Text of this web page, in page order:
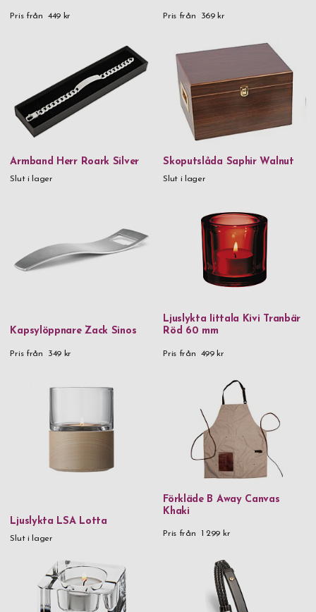
Pris från 449 kr Pris från 369 kr
Armband Herr Roark Silver
Slut i lager
Skoputslåda Saphir Walnut
Slut i lager
Kapsylöppnare Zack Sinos
Pris från 349 kr
Ljuslykta Iittala Kivi Tranbär
Röd 60 mm
Pris från 499 kr
Ljuslykta LSA Lotta
Slut i lager
Förkläde B Away Canvas
Khaki
Pris från 1 299 kr